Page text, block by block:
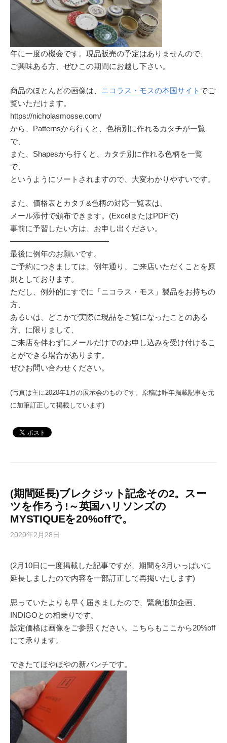
年に一度の機会です。現品販売の予定はありませんので、
ご興味ある方、ぜひこの期間にお越し下さい。
商品のほとんどの画像は、 ニコラス・モスの本国サイト でご
覧いただけます。
https://nicholasmosse.com/
から、Patternsから行くと、色柄別に作れるカタチが一覧
で、
また、Shapesから行くと、カタチ別に作れる色柄を一覧
で、
というようにソートされますので、大変わかりやすいです。
また、価格表とカタチ&色柄の対応一覧表は、
メール添付で頒布できます。(ExcelまたはPDFで)
事前に予習したい方は、お申し出ください。
—————————————
最後に例年のお願いです。
ご予約につきましては、例年通り、ご来店いただくことを原
則としております。
ただし、例外的にすでに「ニコラス・モス」製品をお持ちの
方、
あるいは、どこかで実際に現品をご覧になったことのある
方、に限りまして、
ご来店を伴わずにメールだけでのお申し込みを受け付けるこ
とができる場合があります。
ぜひお問い合わせください。
(写真は主に2020年1月の展示会のものです。原稿は昨年掲載記事を元
に加筆訂正して掲載しています)
(期間延長)ブレクジット記念その2。スー
ツを作ろう!～英国ハリソンズの
MYSTIQUEを20%offで。
2020年2月28日
(2月10日に一度掲載した記事ですが、期間を3月いっぱいに
延長しましたので内容を一部訂正して再掲いたします)
思っていたよりも早く届きましたので、緊急追加企画、
INDIGOとの相乗りです。
設定価格は画像をご参照ください。こちらもここから20%off
にて承ります。
できたてほやほやの新バンチです。